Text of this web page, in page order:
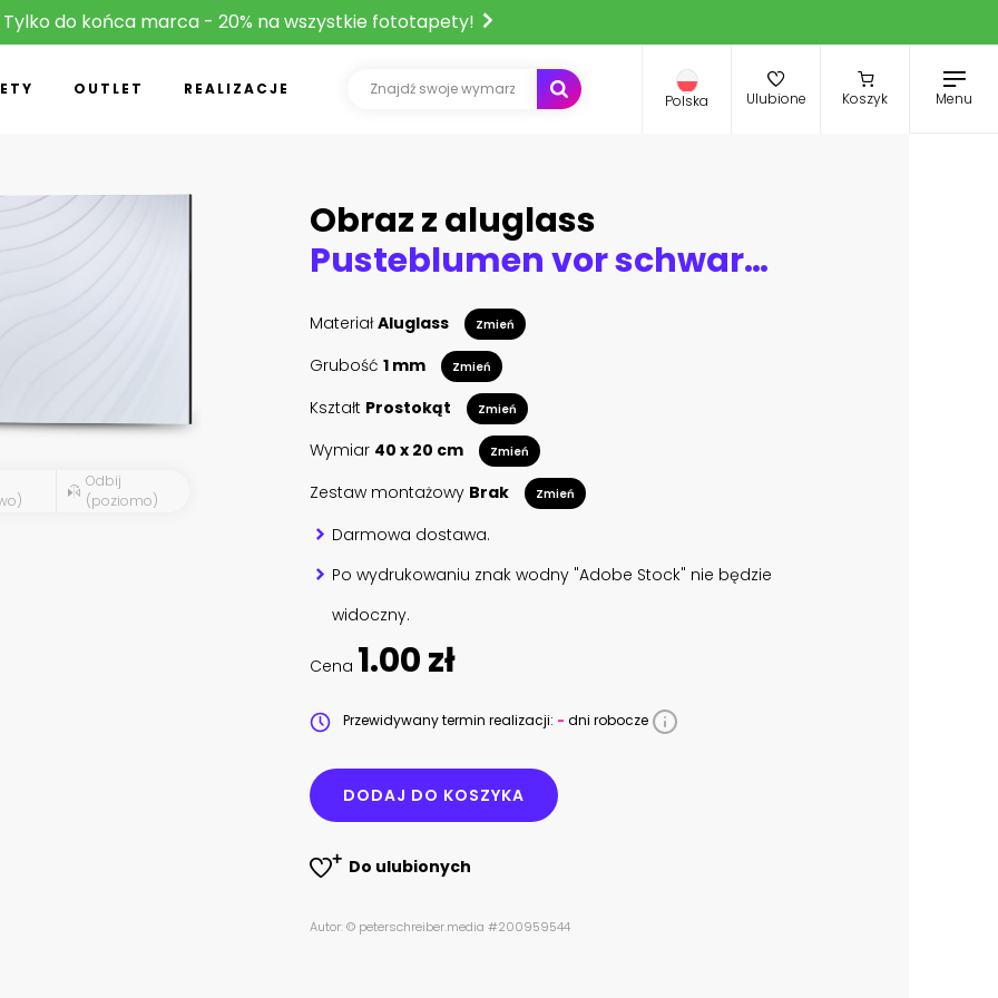
Tylko do końca marca - 20% na wszystkie fototapety!
OUTLET REALIZACJE
Polska Ulubione Koszyk Menu
Odbij
(poziomo)
Obraz z aluglass
Pusteblumen vor schwarzem Hintergrund extremes Querformat
MateriałAluglass Zmień
Grubość 1 mm Zmień
Kształt Prostokąt Zmień
Wymiar 40 x 20 cm Zmień
Zestaw montażowy Brak Zmień
Darmowa dostawa.
Po wydrukowaniu znak wodny "Adobe Stock" nie będzie
widoczny.
Cena 1.00 zł
Przewidywany termin realizacji: - dni robocze
DODAJ DO KOSZYKA
Do ulubionych
Autor: © peterschreiber.media #200959544